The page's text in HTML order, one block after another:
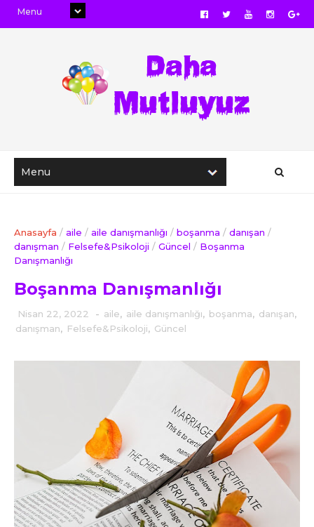
Anasayfa / aile / aile danışmanlığı / boşanma / danışan /
danışman / Felsefe&Psikoloji / Güncel / Boşanma
Danışmanlığı
Boşanma Danışmanlığı
Nisan 22, 2022 - aile, aile danışmanlığı, boşanma, danışan,
danışman, Felsefe&Psikoloji, Güncel